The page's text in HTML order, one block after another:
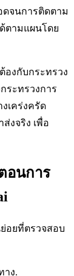
ดจนการติดตาม
ตามแผนโดย
องกับกระทรวง
ระทรวงการ
เคร่งครัด
งจริง เพื่อ
อนการ
ย่อยที่ตรวจสอบ
าง.